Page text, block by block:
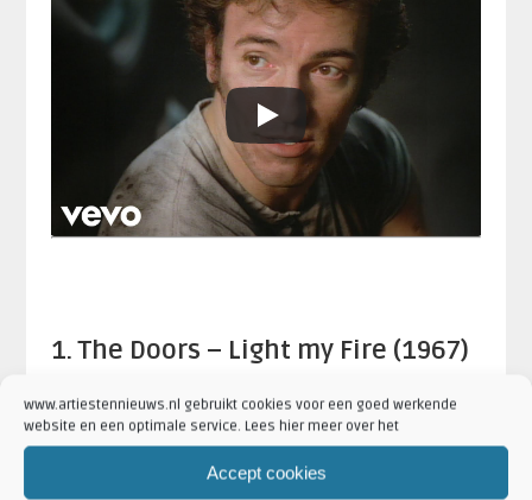
www.artiestennieuws.nl gebruikt cookies voor een goed werkende
website en een optimale service. Lees hier meer over het
Accept cookies
1. The Doors – Light my Fire (1967)
Als er een song is die je in vuur en vlam zet, dan is
deze het wel. De vonken vliegen ervan af in de
anders dan dat deze hit van de psychedelische-